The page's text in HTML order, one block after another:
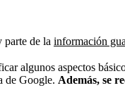
parte de la información
algunos aspectos
de Google. Además, se